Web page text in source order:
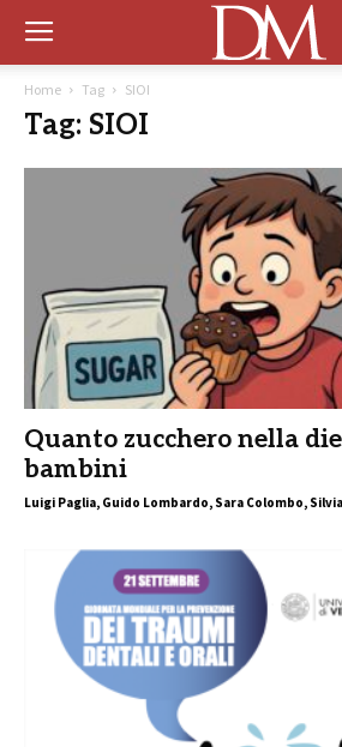
Home Tag SIOI
Tag: SIOI
Quanto zucchero nella
bambini
Luigi Paglia, Guido Lombardo, Sara Colombo,